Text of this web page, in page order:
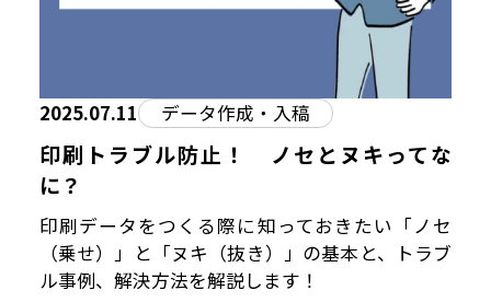
2025.07.11 データ作成・入稿
印刷トラブル防止！ ノセとヌキってな
に？
印刷データをつくる際に知っておきたい「ノセ
（乗せ）」と「ヌキ（抜き）」の基本と、トラブ
ル事例、解決方法を解説します！